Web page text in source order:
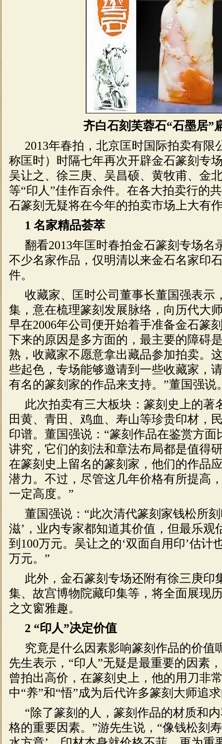
齐白石刻芙蓉石“石墨居”
2013年春拍，北京匡时国际拍卖有限
称匡时）时隔七年再次开辟金石篆刻专
吴让之、徐三庚、吴昌硕、黄牧甫、金
等“印人”佳作百余件。在各大拍卖行的
石篆刻无疑将在今年的拍卖市场上大有
1 名家精品荟萃
翻看2013年匡时春拍金石篆刻专场名
不少名家作品，仅明清以来金石名家印
件。
收藏家、匡时公司董事长董国强表示
集，意在梳理篆刻发展脉络，向历代大
早在2006年公司便开始着手准备金石篆
下来的原因是多方面的，最主要的障碍
熟，收藏家不愿意拿出藏品参加拍卖。
些起色，专场能够邀请到一些收藏家，
有名的篆刻家的作品来支持。”董国强说
此次拍卖有三大板块：篆刻史上的著
田黄、青田、鸡血、寿山等珍贵印材，
印谱。董国强说：“篆刻作品在鉴赏方面
讲究，它们的刻法和章法布局都是值得
在篆刻史上留名的篆刻家，他们的作品
潜力。不过，尽管这几年价格有所提高
一定高度。”
董国强说：“此次清代篆刻家钱松所
滋’，业内专家都知道其价值，但最乐观
到100万元。吴让之的‘双面自用印’估计
万元。”
此外，金石篆刻专场还附有徐三庚印
集、故宫博物院藏印集等，将全面展现
之文窗雅趣。
2 “印人”决定价值
究竟是什么因素影响篆刻作品的价值
先生表示，“印人”无疑是最重要的因素
曾拍出高价，在篆刻史上，他的用刀非
中“养”和“悟”成为后代许多篆刻大师追
“除了篆刻的人，篆刻作品的材质和
格的重要因素。”游先生说，“像钱松刻